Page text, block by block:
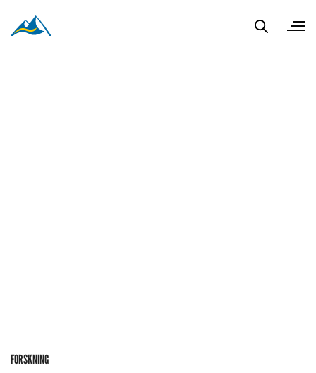
FORSKNING